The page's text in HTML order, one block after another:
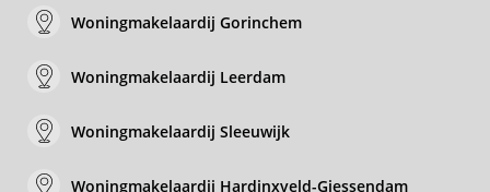
Woningmakelaardij Gorinchem
Woningmakelaardij Leerdam
Woningmakelaardij Sleeuwijk
Woningmakelaardij Hardinxveld-Giessendam